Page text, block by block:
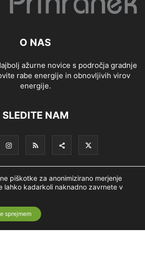
O NAS
ažurne novice s področja gradnje
rabe energije in obnovljivih virov
energije.
SLEDITE NAM
Piškotki Politika zasebnosti
O podjetju
piškotke za anonimizirano merjenje
lahko kadarkoli naknadno zavrnete v
sprejmem